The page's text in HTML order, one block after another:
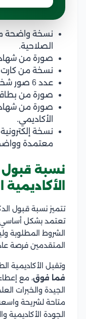
نسخة واضحة
الصلاحية.
صورة من
نسخة من كارت
عدد 6 صور شخصية حديثة.
صورة من
صورة من
الأكاديمي.
معتمدة
نسبة قبول
الأكاديمية
تتميز نسبة قبول
تعتمد بشكل أساسي
الشروط المطلوبة
المتقدمين فرصة
وتقبل الأكاديمية
فما فوق، مع
الجيدة والخبرات
متاحة لشريحة
الجودة الأكاديمية